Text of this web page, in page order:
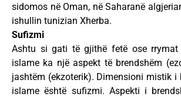
sidomos në Oman, në Saharanë
ishullin tunizian Xherba.
Sufizmi
Ashtu si gati të gjithë fetë ose rrymat
islame ka një aspekt të brendshëm
jashtëm (ekzoterik). Dimensioni mistik i
islame është sufizmi. Aspekti i